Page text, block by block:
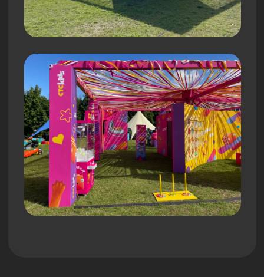
Компания SM Production
реализовала масштабный проект по
мероприятия Invest Battle, которое
прошло в инновационном центре
Для Invest Battle был сконструирован
и установлен уникальный подиум-
многоугольник высотой 20 см и
диаметром 6 метров, яркая фотозона
и доп. оформление.